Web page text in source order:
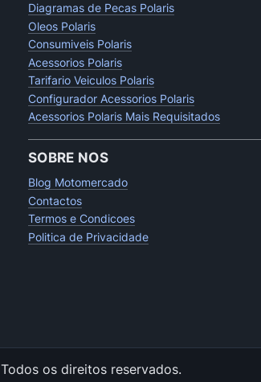
Diagramas de Pecas Polaris
Oleos Polaris
Consumiveis Polaris
Acessorios Polaris
Tarifario Veiculos Polaris
Configurador Acessorios Polaris
Acessorios Polaris Mais Requisitados
SOBRE NOS
Blog Motomercado
Contactos
Termos e Condicoes
Politica de Privacidade
Todos os direitos reservados.